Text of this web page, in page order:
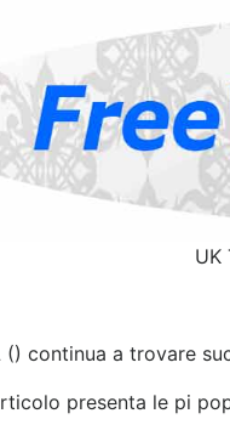
UK
() continua a trovare
presenta le pi